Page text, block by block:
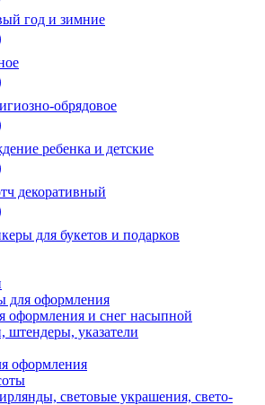
год и зимние
обрядовое
ребенка и детские
декоративный
для букетов и подарков
для оформления
оформления и снег насыпной
штендеры, указатели
оформления
световые украшения, свето-